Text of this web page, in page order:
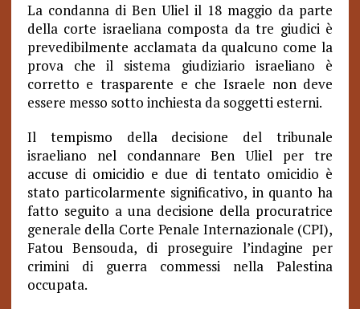
La condanna di Ben Uliel il 18 maggio da parte
della corte israeliana composta da tre giudici è
prevedibilmente acclamata da qualcuno come la
prova che il sistema giudiziario israeliano è
corretto e trasparente e che Israele non deve
essere messo sotto inchiesta da soggetti esterni.
Il tempismo della decisione del tribunale
israeliano nel condannare Ben Uliel per tre
accuse di omicidio e due di tentato omicidio è
stato particolarmente significativo, in quanto ha
fatto seguito a una decisione della procuratrice
generale della Corte Penale Internazionale (CPI),
Fatou Bensouda, di proseguire l’indagine per
crimini di guerra commessi nella Palestina
occupata.